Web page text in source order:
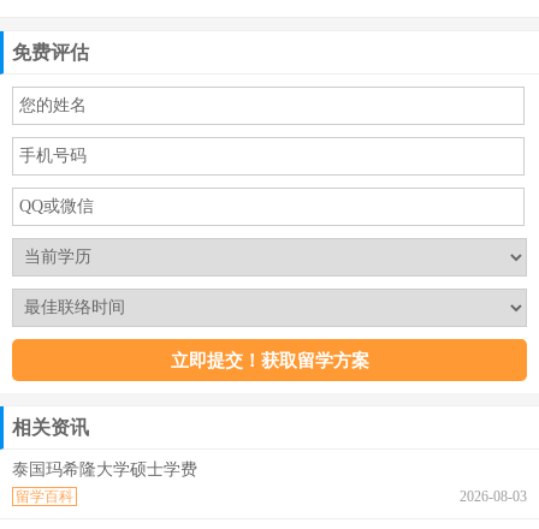
免费评估
相关资讯
泰国玛希隆大学硕士学费
2026-08-03
留学百科